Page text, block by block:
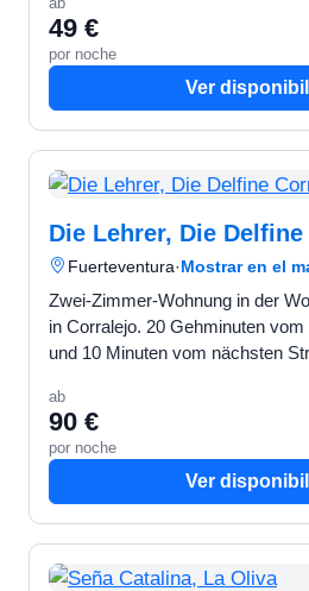
49 €
por noche
Ver
Die Lehrer, Die
Fuerteventura·Mostrar en el
Zwei-Zimmer-Wohnung in der
in Corralejo. 20 Gehminuten
und 10 Minuten vom nächsten
Innenhof m…
ab
90 €
por noche
Ver